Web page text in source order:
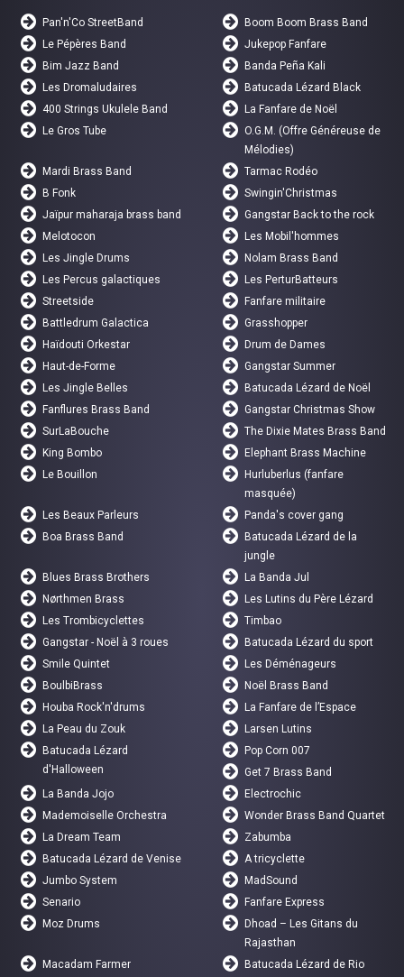
Pan'n'Co StreetBand
Boom Boom Brass Band
Le Pépères Band
Jukepop Fanfare
Bim Jazz Band
Banda Peña Kali
Les Dromaludaires
Batucada Lézard Black
400 Strings Ukulele Band
La Fanfare de Noël
Le Gros Tube
O.G.M. (Offre Généreuse de
Mélodies)
Mardi Brass Band
Tarmac Rodéo
B Fonk
Swingin'Christmas
Jaïpur maharaja brass band
Gangstar Back to the rock
Melotocon
Les Mobil'hommes
Les Jingle Drums
Nolam Brass Band
Les Percus galactiques
Les PerturBatteurs
Streetside
Fanfare militaire
Battledrum Galactica
Grasshopper
Haïdouti Orkestar
Drum de Dames
Haut-de-Forme
Gangstar Summer
Les Jingle Belles
Batucada Lézard de Noël
Fanflures Brass Band
Gangstar Christmas Show
SurLaBouche
The Dixie Mates Brass Band
King Bombo
Elephant Brass Machine
Le Bouillon
Hurluberlus (fanfare
masquée)
Les Beaux Parleurs
Panda's cover gang
Boa Brass Band
Batucada Lézard de la
jungle
Blues Brass Brothers
La Banda Jul
Nørthmen Brass
Les Lutins du Père Lézard
Les Trombicyclettes
Timbao
Gangstar - Noël à 3 roues
Batucada Lézard du sport
Smile Quintet
Les Déménageurs
BoulbiBrass
Noël Brass Band
Houba Rock'n'drums
La Fanfare de l’Espace
La Peau du Zouk
Larsen Lutins
Batucada Lézard
d'Halloween
Pop Corn 007
Get 7 Brass Band
La Banda Jojo
Electrochic
Mademoiselle Orchestra
Wonder Brass Band Quartet
La Dream Team
Zabumba
Batucada Lézard de Venise
A tricyclette
Jumbo System
MadSound
Senario
Fanfare Express
Moz Drums
Dhoad – Les Gitans du
Rajasthan
Macadam Farmer
Batucada Lézard de Rio